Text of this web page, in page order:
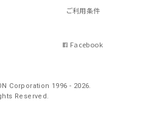
ご利用条件
Facebook
Corporation 1996 - 2026.
Reserved.